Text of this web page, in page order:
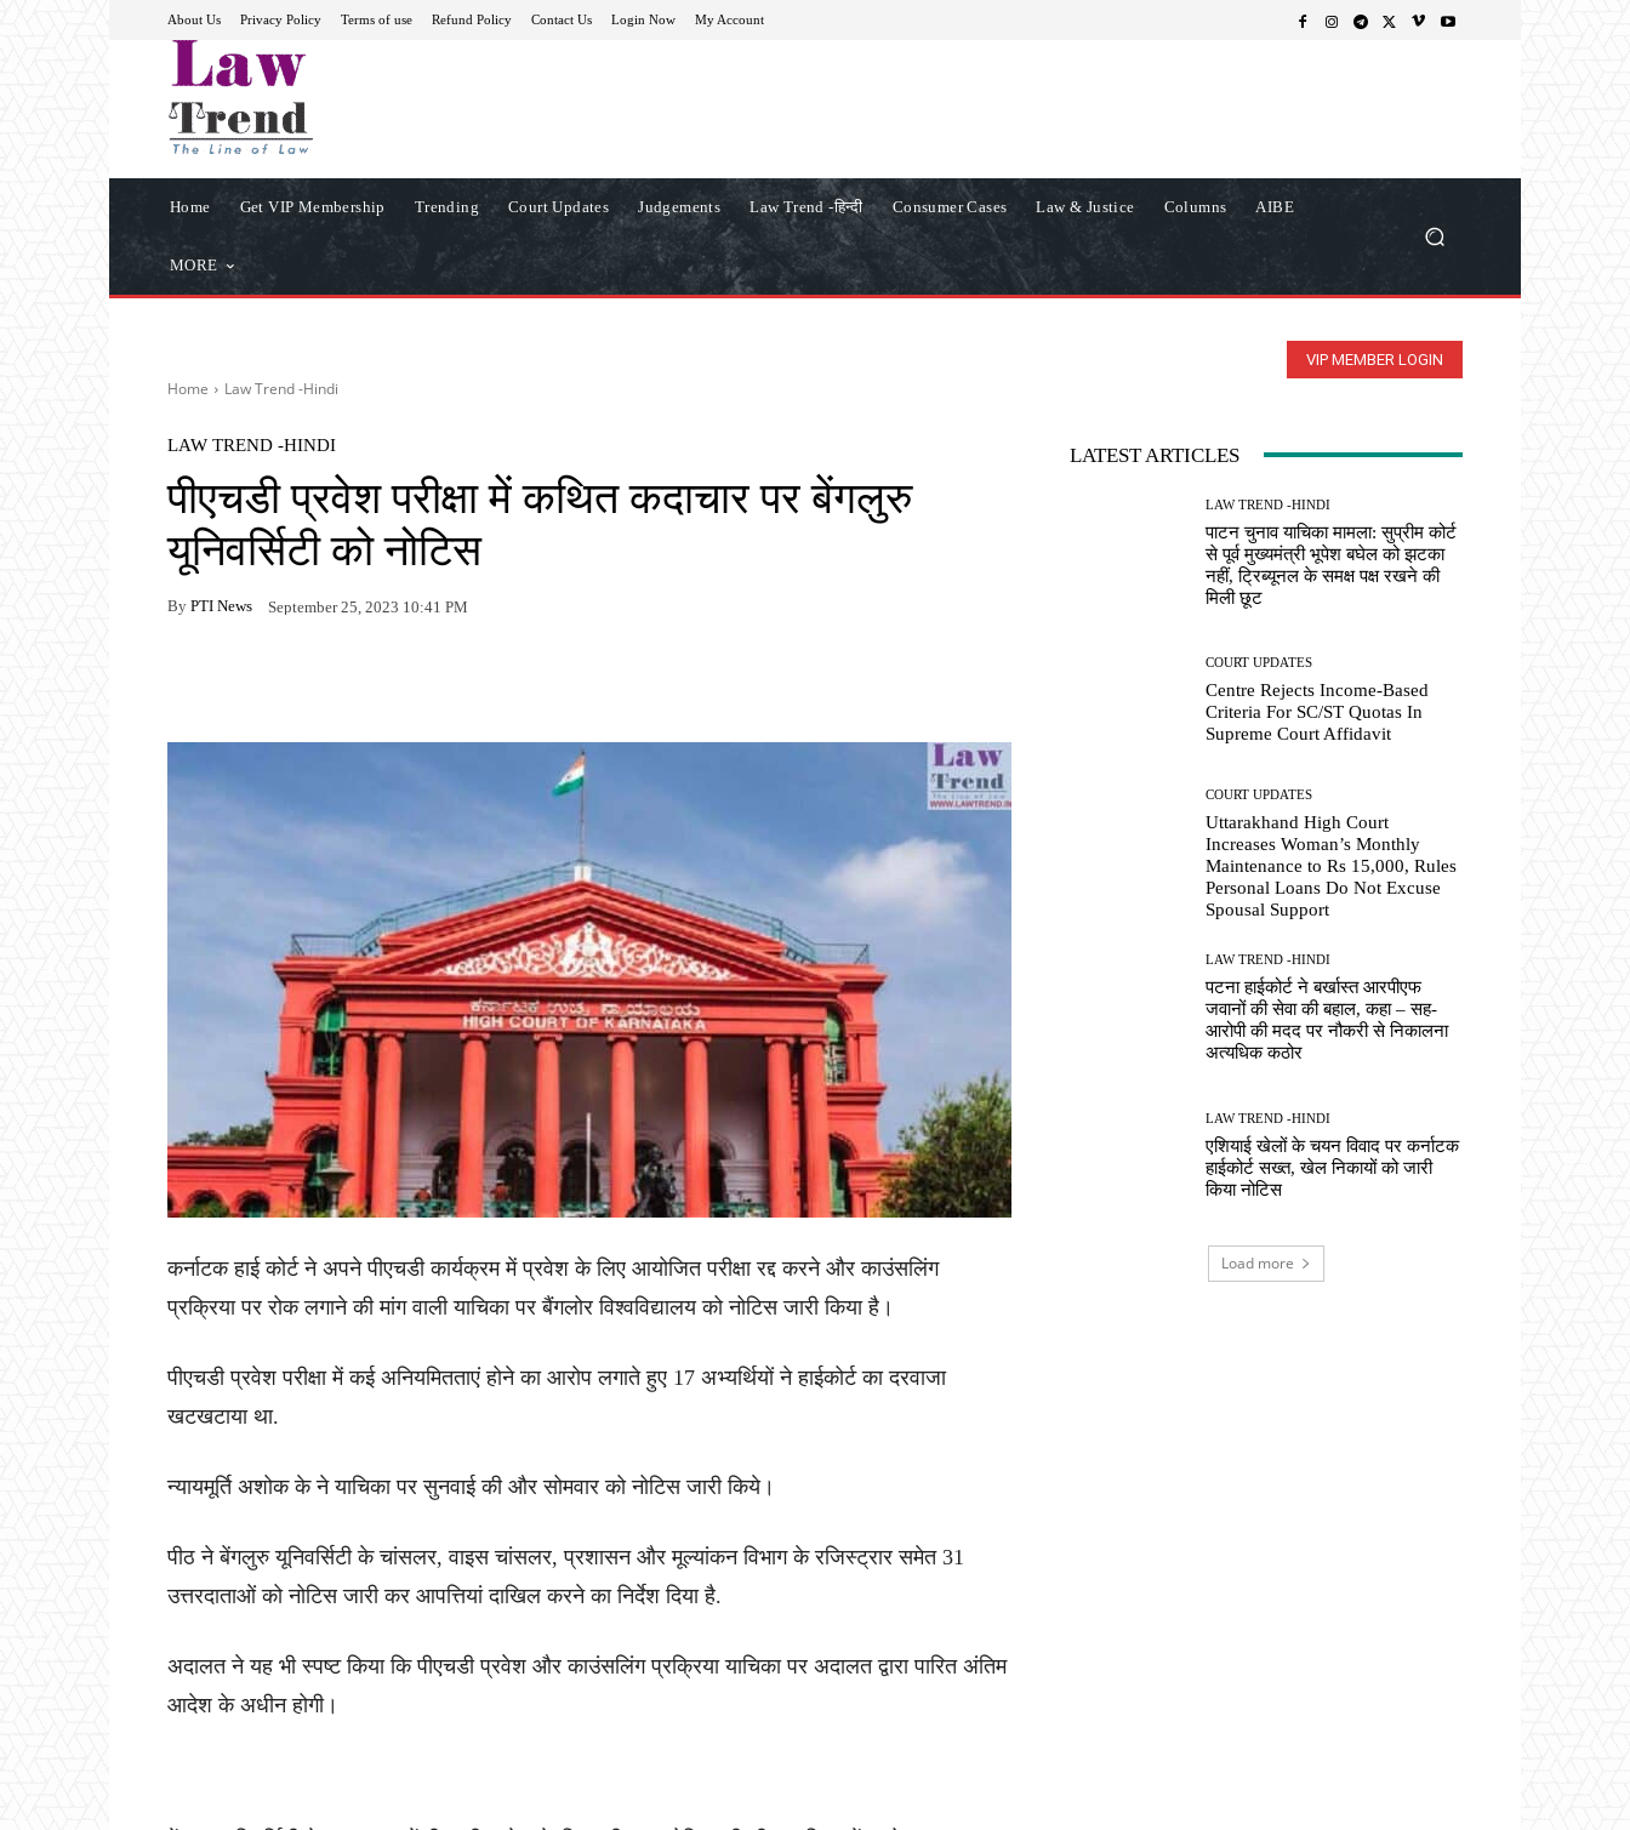
About Us Privacy Policy Terms of use Refund Policy Contact Us Login Now My Account
Home Get VIP Membership Trending Court Updates Judgements Law Trend -हिन्दी Consumer Cases Law & Justice Columns AIBE
MORE
VIP MEMBER LOGIN
Home Law Trend -Hindi
LAW TREND -HINDI
पीएचडी प्रवेश परीक्षा में कथित कदाचार पर बेंगलुरु
यूनिवर्सिटी को नोटिस
By PTI News September 25, 2023 10:41 PM
कर्नाटक हाई कोर्ट ने अपने पीएचडी कार्यक्रम में प्रवेश के लिए आयोजित परीक्षा रद्द करने और काउंसलिंग
प्रक्रिया पर रोक लगाने की मांग वाली याचिका पर बैंगलोर विश्वविद्यालय को नोटिस जारी किया है।
पीएचडी प्रवेश परीक्षा में कई अनियमितताएं होने का आरोप लगाते हुए 17 अभ्यर्थियों ने हाईकोर्ट का दरवाजा
खटखटाया था.
न्यायमूर्ति अशोक के ने याचिका पर सुनवाई की और सोमवार को नोटिस जारी किये।
पीठ ने बेंगलुरु यूनिवर्सिटी के चांसलर, वाइस चांसलर, प्रशासन और मूल्यांकन विभाग के रजिस्ट्रार समेत 31
उत्तरदाताओं को नोटिस जारी कर आपत्तियां दाखिल करने का निर्देश दिया है.
अदालत ने यह भी स्पष्ट किया कि पीएचडी प्रवेश और काउंसलिंग प्रक्रिया याचिका पर अदालत द्वारा पारित अंतिम
आदेश के अधीन होगी।
LATEST ARTICLES
LAW TREND -HINDI
पाटन चुनाव याचिका मामला: सुप्रीम कोर्ट
से पूर्व मुख्यमंत्री भूपेश बघेल को झटका
नहीं, ट्रिब्यूनल के समक्ष पक्ष रखने की
मिली छूट
COURT UPDATES
Centre Rejects Income-Based
Criteria For SC/ST Quotas In
Supreme Court Affidavit
COURT UPDATES
Uttarakhand High Court
Increases Woman’s Monthly
Maintenance to Rs 15,000, Rules
Personal Loans Do Not Excuse
Spousal Support
LAW TREND -HINDI
पटना हाईकोर्ट ने बर्खास्त आरपीएफ
जवानों की सेवा की बहाल, कहा – सह-
आरोपी की मदद पर नौकरी से निकालना
अत्यधिक कठोर
LAW TREND -HINDI
एशियाई खेलों के चयन विवाद पर कर्नाटक
हाईकोर्ट सख्त, खेल निकायों को जारी
किया नोटिस
Load more